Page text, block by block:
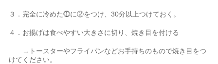
３．完全に冷めた⓵に②をつけ、30分以上つけておく。
４．お揚げは食べやすい大きさに切り、焼き目を付ける
→トースターやフライパンなどお手持ちのもので焼き目をつ
けてください。